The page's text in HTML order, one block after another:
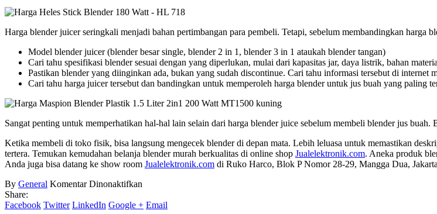
Harga blender juicer seringkali menjadi bahan pertimbangan para pembeli. Tetapi, sebelum membandingkan harga
Model blender juicer (blender besar single, blender 2 in 1, blender 3 in 1 ataukah blender tangan)
Cari tahu spesifikasi blender sesuai dengan yang diperlukan, mulai dari kapasitas jar, daya listrik, bahan
Pastikan blender yang diinginkan ada, bukan yang sudah discontinue. Cari tahu informasi tersebut di internet
Cari tahu harga juicer tersebut dan bandingkan untuk memperoleh harga blender untuk jus buah yang paling
Sangat penting untuk memperhatikan hal-hal lain selain dari harga blender juice sebelum membeli blender jus
Ketika membeli di toko fisik, bisa langsung mengecek blender di depan mata. Lebih leluasa untuk memastikan
tertera. Temukan kemudahan belanja blender murah berkualitas di online shop Jualelektronik.com. Aneka produk
Anda juga bisa datang ke show room Jualelektronik.com di Ruko Harco, Blok P Nomor 28-29, Mangga Dua,
By General Komentar Dinonaktifkan
Blender
Share:
Facebook Twitter LinkedIn Google + Email